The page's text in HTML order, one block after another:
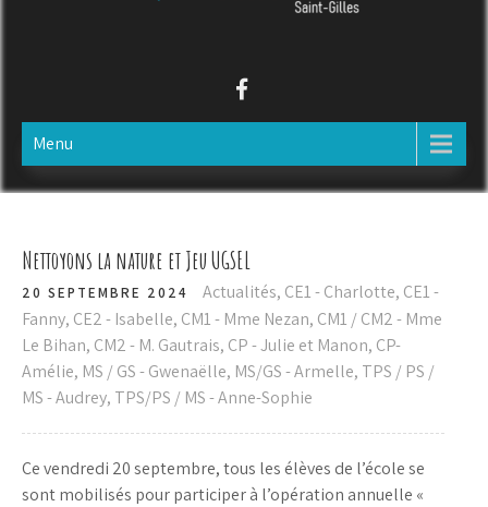
ECOLE SACRE COEUR
Menu
Nettoyons la nature et Jeu UGSEL
20 SEPTEMBRE 2024 Actualités, CE1 - Charlotte, CE1 -
Fanny, CE2 - Isabelle, CM1 - Mme Nezan, CM1 / CM2 - Mme
Le Bihan, CM2 - M. Gautrais, CP - Julie et Manon, CP-
Amélie, MS / GS - Gwenaëlle, MS/GS - Armelle, TPS / PS /
MS - Audrey, TPS/PS / MS - Anne-Sophie
Ce vendredi 20 septembre, tous les élèves de l’école se
sont mobilisés pour participer à l’opération annuelle «